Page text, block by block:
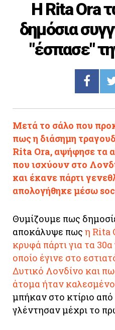
ΣΥΝΔΕΣΜΟΙ
H Rita Ora
δημόσια
"έσπασε"
Μετά το σάλο που
πως η διάσημη
Rita Ora, αψήφησε τα
που ισχύουν στο
και έκανε πάρτι
απολογήθηκε μέσω
Θυμίζουμε πως
αποκάλυψε πως η Rita
κρυφά πάρτι για τα
οποίο έγινε στο
Δυτικό Λονδίνο και
άτομα ήταν
μπήκαν στο κτίριο
γλέντησαν μέχρι το